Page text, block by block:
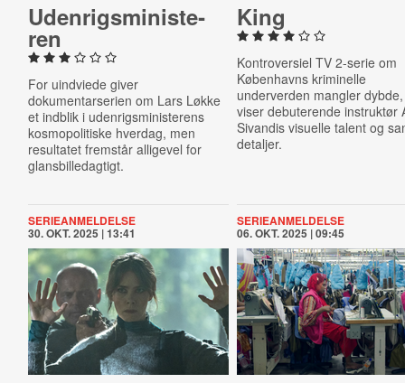
Uden­rigs­mi­ni­ste­
ren
For uindviede giver
dokumentarserien om Lars Løkke
et indblik i udenrigsministerens
kosmopolitiske hverdag, men
resultatet fremstår alligevel for
glansbilledagtigt.
King
Kontroversiel TV 2-serie om
Københavns kriminelle
underverden mangler
viser debuterende instruktør
Sivandis visuelle talent og
detaljer.
SERIEANMELDELSE
30. OKT. 2025 | 13:41
SERIEANMELDELSE
06. OKT. 2025 | 09:45